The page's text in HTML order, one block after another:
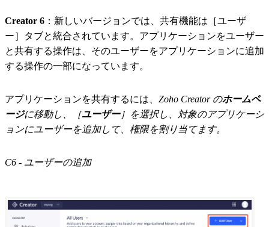
Creator 6 ：新しいバージョンでは、共有機能は［ユーザ
ー］タブと統合されています。アプリケーションをユーザー
と共有する操作は、そのユーザーをアプリケーションに追加
する操作の一部になっています。
アプリケーションを共有するには、 Zoho Creator のホームペ
ージに移動し、［ユーザー］を選択し、対象のアプリケーシ
ョンにユーザーを追加して、権限を割り当てます。
C6 - ユーザーの追加